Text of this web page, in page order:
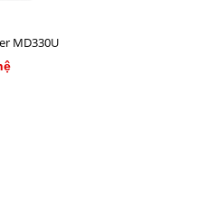
MD330U